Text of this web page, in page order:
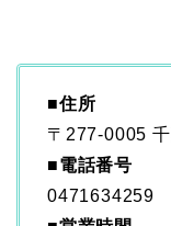
■住所
〒277-0005
■電話番号
0471634259